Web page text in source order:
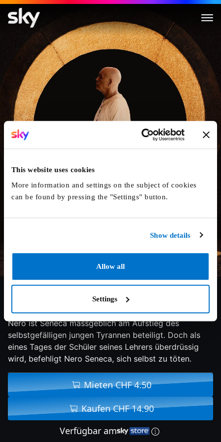
This website uses cookies
More information and settings on the subject of cookies
can be found by pressing the "Settings" button.
Show details
Allow all
Settings
Seneca
5/10 2023 107 min Drama
Als Ziehvater und Vordenker des späteren Kaisers
Nero ist Seneca massgeblich am Aufstieg des
selbstgefälligen jungen Tyrannen beteiligt. Doch als
eines Tages der Schüler seines Lehrers überdrüssig
wird, befehligt Nero Seneca, sich selbst zu töten.
Mieten CHF 4.50
Kaufen CHF 14.90
Verfügbar am